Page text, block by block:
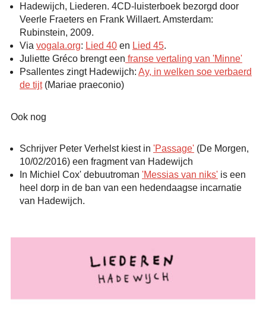
Hadewijch, Liederen. 4CD-luisterboek bezorgd door
Veerle Fraeters en Frank Willaert. Amsterdam:
Rubinstein, 2009.
Via vogala.org: Lied 40 en Lied 45.
Juliette Gréco brengt een franse vertaling van 'Minne'
Psallentes zingt Hadewijch: Ay, in welken soe verbaerd
de tijt(Mariae praeconio)
Ook nog
Schrijver Peter Verhelst kiest in 'Passage' (De Morgen,
10/02/2016) een fragment van Hadewijch
In Michiel Cox' debuutroman 'Messias van niks' is een
heel dorp in de ban van een hedendaagse incarnatie
van Hadewijch.